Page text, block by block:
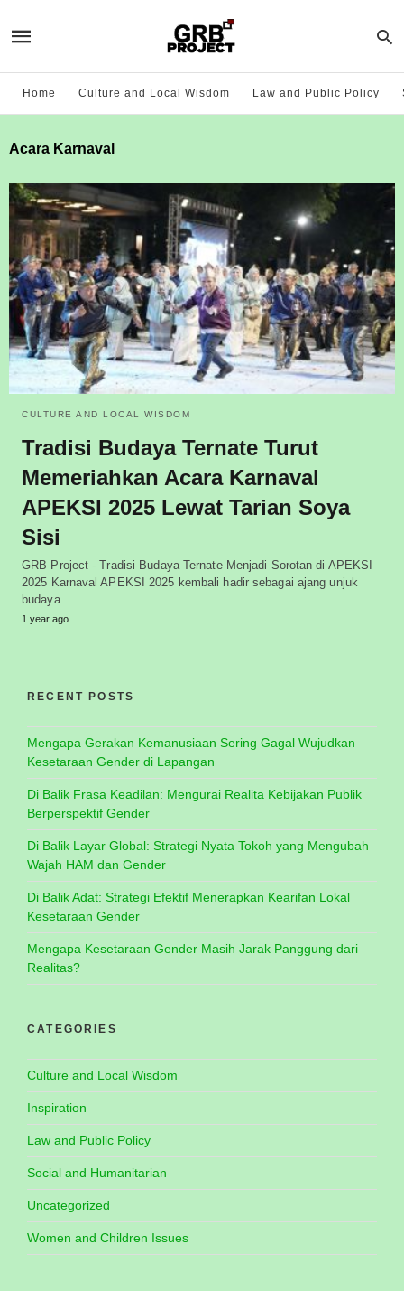
Home Culture and Local Wisdom Law and Public Policy
Acara Karnaval
CULTURE AND LOCAL WISDOM
Tradisi Budaya Ternate Turut
Memeriahkan Acara Karnaval
APEKSI 2025 Lewat Tarian Soya
Sisi
GRB Project - Tradisi Budaya Ternate Menjadi Sorotan di APEKSI
2025 Karnaval APEKSI 2025 kembali hadir sebagai ajang unjuk
budaya…
1 year ago
RECENT POSTS
Mengapa Gerakan Kemanusiaan Sering Gagal Wujudkan
Kesetaraan Gender di Lapangan
Di Balik Frasa Keadilan: Mengurai Realita Kebijakan Publik
Berperspektif Gender
Di Balik Layar Global: Strategi Nyata Tokoh yang Mengubah
Wajah HAM dan Gender
Di Balik Adat: Strategi Efektif Menerapkan Kearifan Lokal
Kesetaraan Gender
Mengapa Kesetaraan Gender Masih Jarak Panggung dari
Realitas?
CATEGORIES
Culture and Local Wisdom
Inspiration
Law and Public Policy
Social and Humanitarian
Uncategorized
Women and Children Issues